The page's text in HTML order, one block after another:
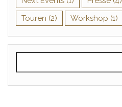
Touren (2) Workshop (1)